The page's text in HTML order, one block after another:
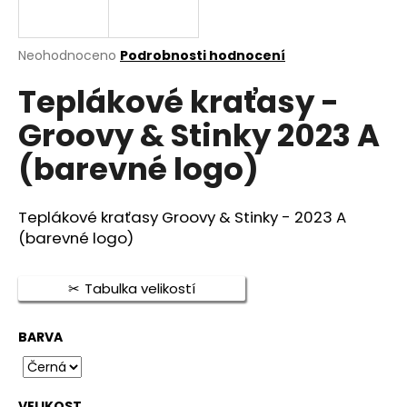
Průměrné
produktu
0,0
z
5
hvězdiček.
Neohodnoceno Podrobnosti hodnocení
Teplákové kraťasy -
Groovy & Stinky 2023 A
(barevné logo)
Teplákové kraťasy Groovy & Stinky - 2023 A
(barevné logo)
Tabulka velikostí
BARVA
j
í
t
?
HLEDAT
o
p
o